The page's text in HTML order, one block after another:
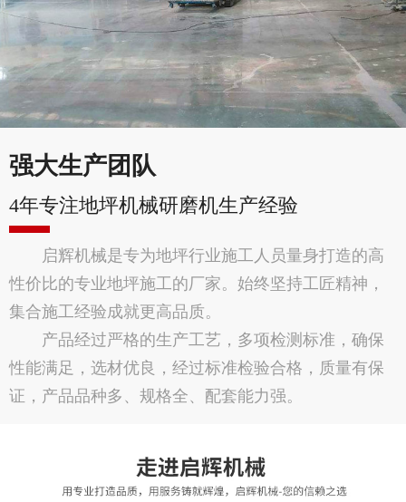
强大生产团队
4年专注地坪机械研磨机生产经验
启辉机械是专为地坪行业施工人员量身打造的高
性价比的专业地坪施工的厂家。始终坚持工匠精神，
集合施工经验成就更高品质。
产品经过严格的生产工艺，多项检测标准，确保
性能满足，选材优良，经过标准检验合格，质量有保
证，产品品种多、规格全、配套能力强。